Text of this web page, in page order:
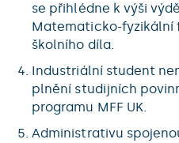
se přihlédne k výši
Matematicko-fyzikální
školního díla.
Industriální student
plnění studijních
programu MFF UK.
Administrativu